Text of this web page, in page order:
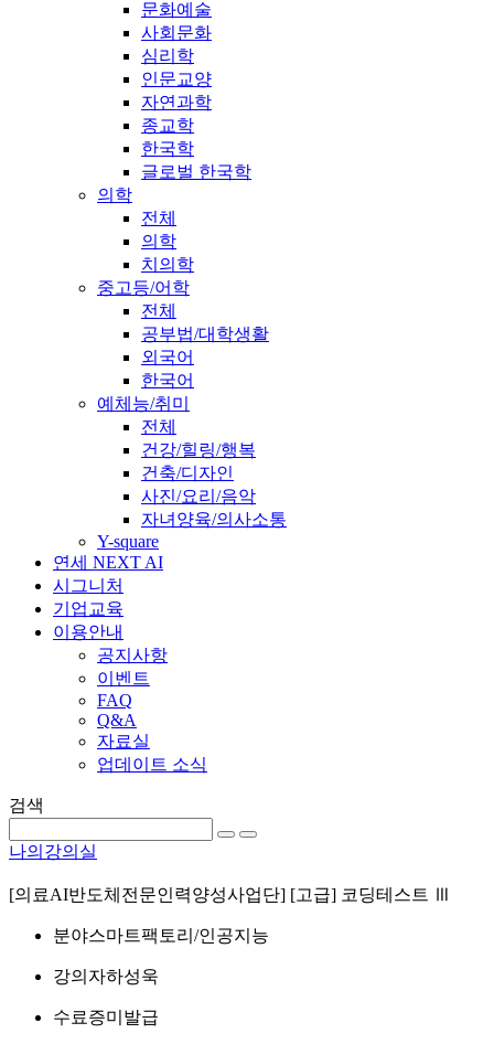
문화예술
사회문화
심리학
인문교양
자연과학
종교학
한국학
글로벌 한국학
의학
전체
의학
치의학
중고등/어학
전체
공부법/대학생활
외국어
한국어
예체능/취미
전체
건강/힐링/행복
건축/디자인
사진/요리/음악
자녀양육/의사소통
Y-square
연세 NEXT AI
시그니처
기업교육
이용안내
공지사항
이벤트
FAQ
Q&A
자료실
업데이트 소식
검색
나의강의실
[의료AI반도체전문인력양성사업단] [고급] 코딩테스트 Ⅲ
분야스마트팩토리/인공지능
강의자하성욱
수료증미발급